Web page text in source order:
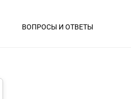
ВОПРОСЫ И ОТВЕТЫ